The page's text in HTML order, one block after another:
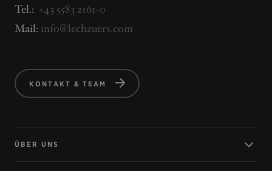
Tel.: +43 5583 2161-0
Mail: info@lechzuers.com
KONTAKT & TEAM
ÜBER UNS